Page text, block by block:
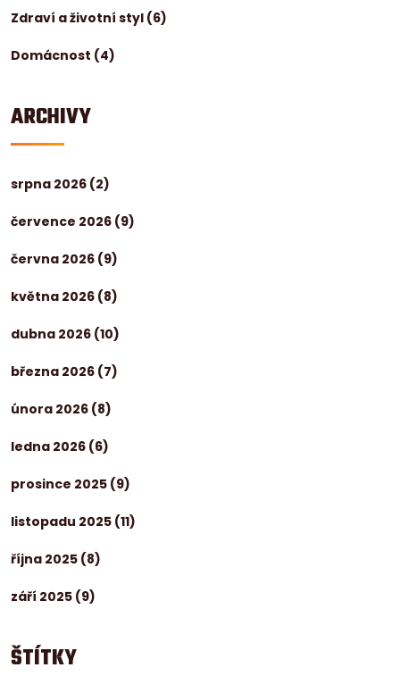
Zdraví a životní styl (6)
Domácnost (4)
ARCHIVY
srpna 2026 (2)
července 2026 (9)
června 2026 (9)
května 2026 (8)
dubna 2026 (10)
března 2026 (7)
února 2026 (8)
ledna 2026 (6)
prosince 2025 (9)
listopadu 2025 (11)
října 2025 (8)
září 2025 (9)
ŠTÍTKY